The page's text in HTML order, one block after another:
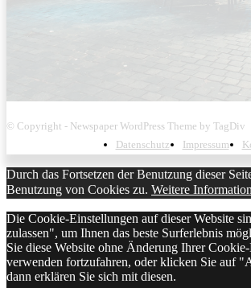
© Copyright - Newspaper WordPress Theme by TagDiv
Datenschutz
Impressum
Durch das Fortsetzen der Benutzung dieser
Benutzung von Cookies zu. Weitere
Die Cookie-Einstellungen auf dieser Website
zulassen", um Ihnen das beste Surferlebnis
Sie diese Website ohne Änderung Ihrer
verwenden fortzufahren, oder klicken Sie auf
dann erklären Sie sich mit diesen.